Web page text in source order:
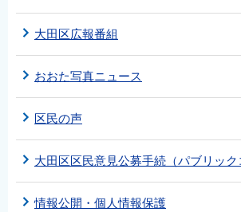
大田区広報番組
おおた写真ニュース
区民の声
大田区区民意見公募手続（パブリック
情報公開・個人情報保護